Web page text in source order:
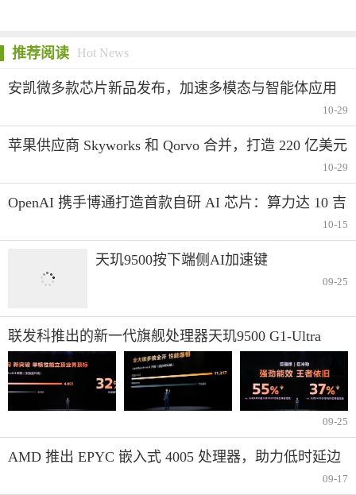
推荐阅读 Hot News
安凯微多款芯片新品发布，加速多模态与智能体应用
10-29
苹果供应商 Skyworks 和 Qorvo 合并，打造 220 亿美元
10-29
OpenAI 携手博通打造首款自研 AI 芯片：算力达 10 吉
10-15
天玑9500按下端侧AI加速键
09-25
联发科推出的新一代旗舰处理器天玑9500 G1-Ultra
GPU性能、能效、游戏全场称霸！
09-25
AMD 推出 EPYC 嵌入式 4005 处理器，助力低时延边
09-17